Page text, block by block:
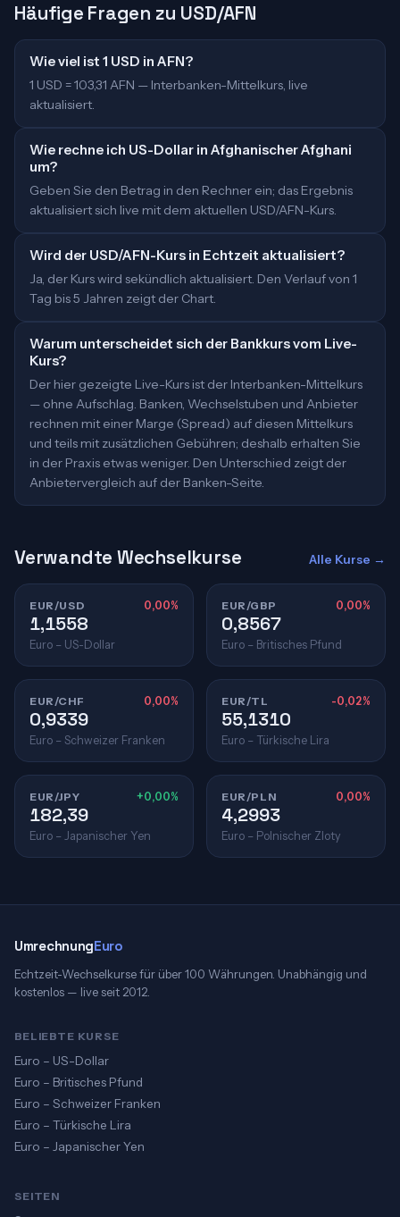
Häufige Fragen zu USD/AFN
Wie viel ist 1 USD in AFN?
1 USD = 103,31 AFN — Interbanken-Mittelkurs, live
aktualisiert.
Wie rechne ich US-Dollar in Afghanischer Afghani
um?
Geben Sie den Betrag in den Rechner ein; das Ergebnis
aktualisiert sich live mit dem aktuellen USD/AFN-Kurs.
Wird der USD/AFN-Kurs in Echtzeit aktualisiert?
Ja, der Kurs wird sekündlich aktualisiert. Den Verlauf von 1
Tag bis 5 Jahren zeigt der Chart.
Warum unterscheidet sich der Bankkurs vom Live-
Kurs?
Der hier gezeigte Live-Kurs ist der Interbanken-Mittelkurs
— ohne Aufschlag. Banken, Wechselstuben und Anbieter
rechnen mit einer Marge (Spread) auf diesen Mittelkurs
und teils mit zusätzlichen Gebühren; deshalb erhalten Sie
in der Praxis etwas weniger. Den Unterschied zeigt der
Anbietervergleich auf der Banken-Seite.
Verwandte Wechselkurse Alle Kurse →
EUR/USD 0,00%
1,1558
Euro – US-Dollar
EUR/GBP 0,00%
0,8567
Euro – Britisches Pfund
EUR/CHF 0,00%
0,9339
Euro – Schweizer Franken
EUR/TL -0,02%
55,1310
Euro – Türkische Lira
EUR/JPY +0,00%
182,39
Euro – Japanischer Yen
EUR/PLN 0,00%
4,2993
Euro – Polnischer Zloty
UmrechnungEuro
Echtzeit-Wechselkurse für über 100 Währungen. Unabhängig und
kostenlos — live seit 2012.
BELIEBTE KURSE
Euro – US-Dollar
Euro – Britisches Pfund
Euro – Schweizer Franken
Euro – Türkische Lira
Euro – Japanischer Yen
SEITEN